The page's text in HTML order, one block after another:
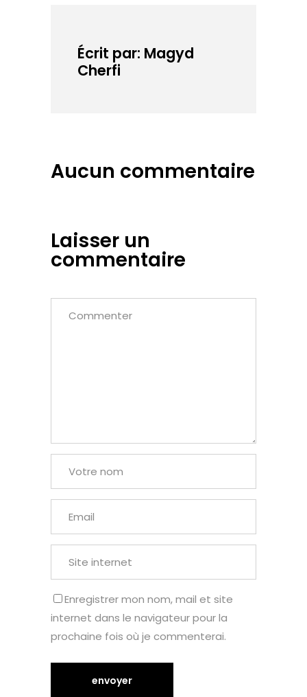
s’inquiète alors je
me condamnais
Écrit par: Magyd
Cherfi
Aucun commentaire
Laisser un
commentaire
Enregistrer mon nom, mail et site
internet dans le navigateur pour la
prochaine fois où je commenterai.